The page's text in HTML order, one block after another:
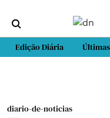
Edição Diária Últimas
diario-de-noticias